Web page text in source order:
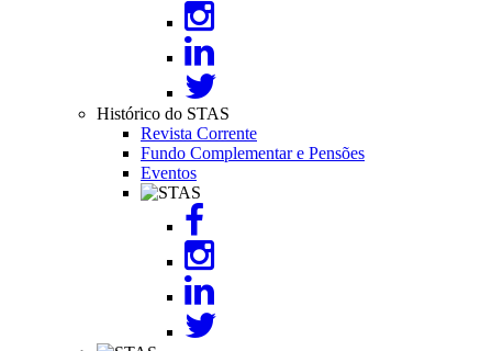
Histórico do STAS
Revista Corrente
Fundo Complementar e Pensões
Eventos
Image